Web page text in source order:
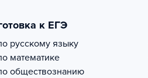
к ЕГЭ
русскому языку
математике
обществознанию